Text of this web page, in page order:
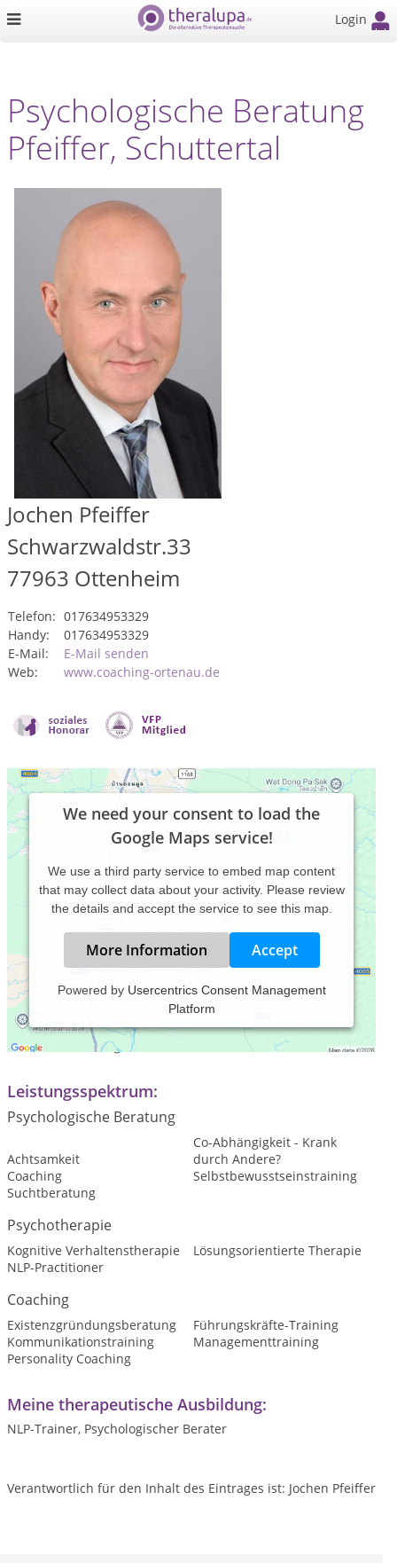
Login
Psychologische Beratung
Pfeiffer, Schuttertal
Jochen Pfeiffer
Schwarzwaldstr.33
77963 Ottenheim
Telefon: 017634953329
Handy:
017634953329
E-Mail:
E-Mail senden
Web:
www.coaching-ortenau.de
We need your consent to load the
Google Maps service!
We use a third party service to embed map content
that may collect data about your activity. Please review
the details and accept the service to see this map.
More Information Accept
Powered by Usercentrics Consent Management
Platform
Praxiszeiten:
nach Vereinbarung
Leistungsspektrum:
Psychologische Beratung
Achtsamkeit
Co-Abhängigkeit - Krank
durch Andere?
Coaching
Selbstbewusstseinstraining
Suchtberatung
Psychotherapie
Kognitive Verhaltenstherapie
Lösungsorientierte Therapie
NLP-Practitioner
Coaching
Existenzgründungsberatung
Führungskräfte-Training
Kommunikationstraining
Managementtraining
Personality Coaching
Meine therapeutische Ausbildung:
NLP-Trainer, Psychologischer Berater
Verantwortlich für den Inhalt des Eintrages ist: Jochen Pfeiffer